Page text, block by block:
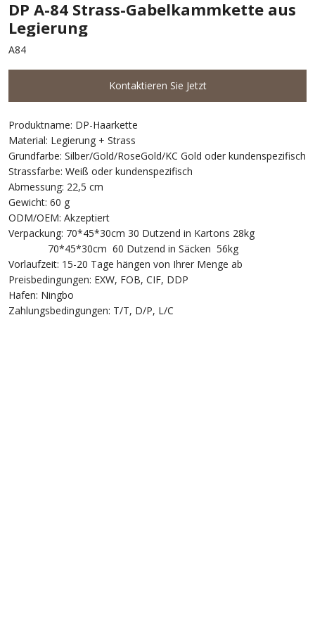
DP A-84 Strass-Gabelkammkette aus
Legierung
A84
Kontaktieren Sie Jetzt
Produktname: DP-Haarkette
Material: Legierung + Strass
Grundfarbe: Silber/Gold/RoseGold/KC Gold oder kundenspezifisch
Strassfarbe: Weiß oder kundenspezifisch
Abmessung: 22,5 cm
Gewicht: 60 g
ODM/OEM: Akzeptiert
Verpackung: 70*45*30cm 30 Dutzend in Kartons 28kg
70*45*30cm 60 Dutzend in Säcken 56kg
Vorlaufzeit: 15-20 Tage hängen von Ihrer Menge ab
Preisbedingungen: EXW, FOB, CIF, DDP
Hafen: Ningbo
Zahlungsbedingungen: T/T, D/P, L/C